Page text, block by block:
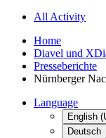
All Activity
Home
Diavel und
Presseberichte
Nürnberger
Language
English
Deutsch